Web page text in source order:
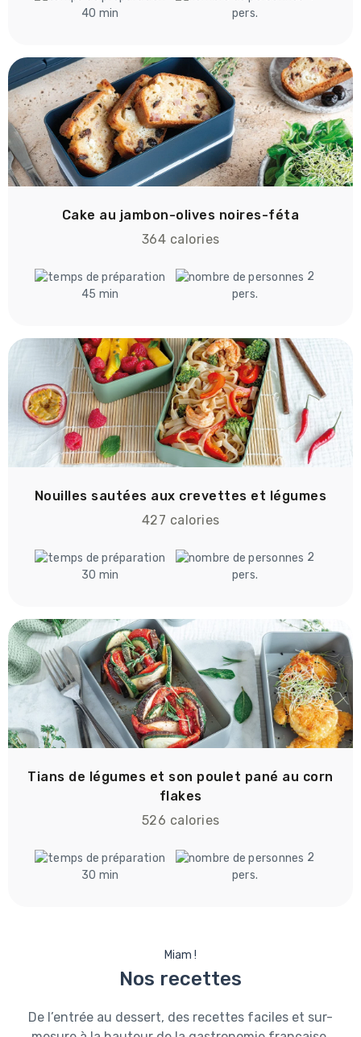
40 min
pers.
Cake au jambon-olives noires-féta
364 calories
45 min
2
pers.
Nouilles sautées aux crevettes et légumes
427 calories
30 min
2
pers.
Tians de légumes et son poulet pané au corn
flakes
526 calories
30 min
2
pers.
Miam !
Nos recettes
De l’entrée au dessert, des recettes faciles et sur-